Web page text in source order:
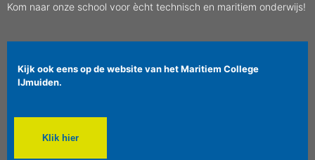
Kom naar onze school voor ècht technisch en maritiem onderwijs!
Kijk ook eens op de website van het Maritiem College
IJmuiden.
Klik hier